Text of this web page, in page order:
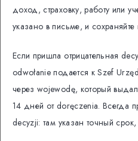
доход, страховку, работу или
указано в письме, и
Если пришла отрицательная
odwołanie подается к Szef
через wojewodę, который
14 дней от doręczenia. Всегда
decyzji: там указан точный